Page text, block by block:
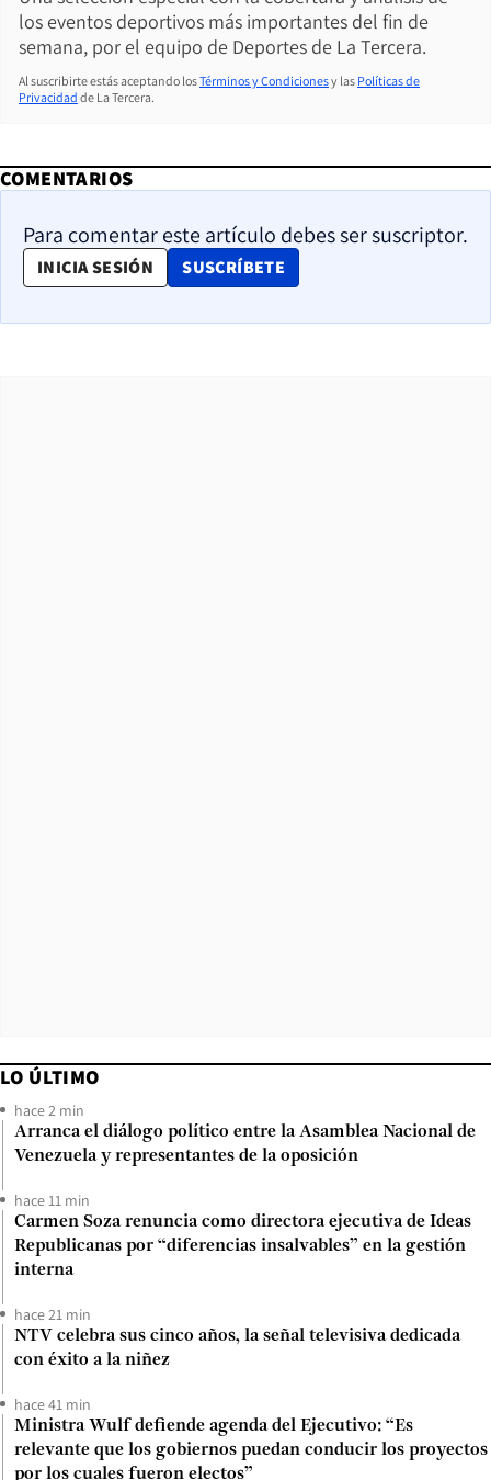
los eventos deportivos más importantes del fin de
semana, por el equipo de Deportes de La Tercera.
Al suscribirte estás aceptando losTérminos y Condicionesy las Políticas de
Privacidad de La Tercera.
COMENTARIOS
Para comentar este artículo debes ser suscriptor.
INICIA SESIÓN SUSCRÍBETE
OPENS IN NEW WINDOW
LO ÚLTIMO
hace 2 min
Arranca el diálogo político entre la Asamblea Nacional de
Venezuela y representantes de la oposición
hace 11 min
Carmen Soza renuncia como directora ejecutiva de Ideas
Republicanas por “diferencias insalvables” en la gestión
interna
hace 21 min
NTV celebra sus cinco años, la señal televisiva dedicada
con éxito a la niñez
hace 41 min
Ministra Wulf defiende agenda del Ejecutivo: “Es
relevante que los gobiernos puedan conducir los proyectos
por los cuales fueron electos”